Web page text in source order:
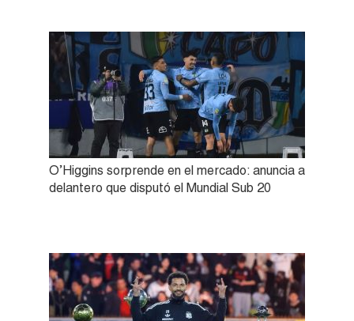
O’Higgins sorprende en el mercado: anuncia a
delantero que disputó el Mundial Sub 20